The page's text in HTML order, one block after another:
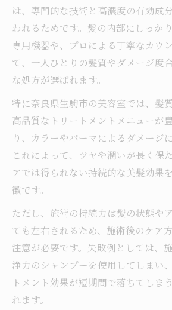
は、専門的な技術と高濃度の有効成
われるためです。髪の内部にしっか
専用機器や、プロによる丁寧なカウ
て、一人ひとりの髪質やダメージ度
な処方が選ばれます。
特に奈良県生駒市の美容室では、髪
高品質なトリートメントメニューが
り、カラーやパーマによるダメージ
これによって、ツヤや潤いが長く保
アでは得られない持続的な美髪効果
徴です。
ただし、施術の持続力は髪の状態や
ても左右されるため、施術後のケア
注意が必要です。失敗例としては、
浄力のシャンプーを使用してしまい
トメント効果が短期間で落ちてしま
れます。